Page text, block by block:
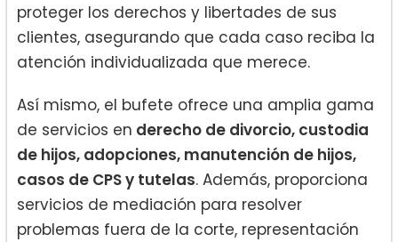
proteger los derechos y libertades de sus
clientes, asegurando que cada caso reciba la
atención individualizada que merece.
Así mismo, el bufete ofrece una amplia gama
de servicios en derecho de divorcio, custodia
de hijos, adopciones, manutención de hijos,
casos de CPS y tutelas. Además, proporciona
servicios de mediación para resolver
problemas fuera de la corte, representación